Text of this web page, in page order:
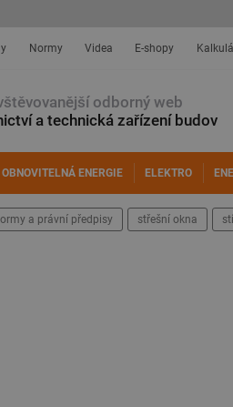
Normy Videa E-shopy
odborný web
a technická zařízení budov
OBNOVITELNÁ ENERGIE ELEKTRO
a právní předpisy střešní okna